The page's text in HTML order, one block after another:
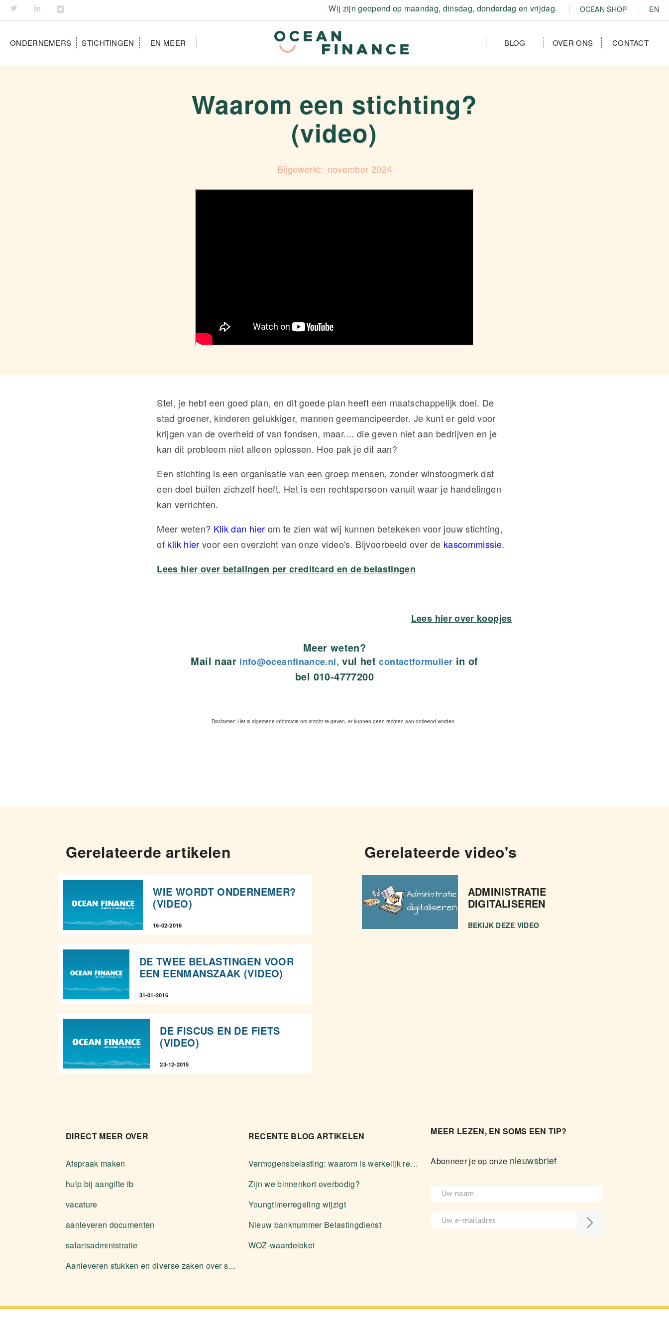
OCEAN SHOP EN
Wij zijn geopend op maandag, dinsdag, donderdag en vrijdag.
ONDERNEMERS STICHTINGEN EN MEER BLOG OVER ONS CONTACT
Waarom een stichting?
(video)
november 2024
Stel, je hebt een goed plan, en dit goede plan heeft een maatschappelijk doel. De
stad groener, kinderen gelukkiger, mannen geemancipeerder. Je kunt er geld voor
krijgen van de overheid of van fondsen, maar.... die geven niet aan bedrijven en je
kan dit probleem niet alleen oplossen. Hoe pak je dit aan?
Een stichting is een organisatie van een groep mensen, zonder winstoogmerk dat
een doel buiten zichzelf heeft. Het is een rechtspersoon vanuit waar je handelingen
kan verrichten.
Meer weten? Klik dan hier om te zien wat wij kunnen betekeken voor jouw stichting,
of klik hier voor een overzicht van onze video's. Bijvoorbeeld over de kascommissie.
Lees hier over betalingen per creditcard en de belastingen
Lees hier over koopjes
Meer weten?
Mail naar info@oceanfinance.nl, vul hetcontactformulier in of
bel 010-4777200
Disclaimer: Het is algemene informatie om inzicht te geven, er kunnen geen rechten aan ontleend worden.
Gerelateerde artikelen
WIE WORDT ONDERNEMER?
(VIDEO)
16-02-2016
DE TWEE BELASTINGEN VOOR
EEN EENMANSZAAK (VIDEO)
31-01-2016
DE FISCUS EN DE FIETS
(VIDEO)
23-12-2015
Gerelateerde video's
ADMINISTRATIE
DIGITALISEREN
BEKIJK DEZE VIDEO
DIRECT MEER OVER
Afspraak maken
hulp bij aangifte ib
vacature
aanleveren documenten
salarisadministratie
Aanleveren stukken en diverse zaken over software
RECENTE BLOG ARTIKELEN
Vermogensbelasting: waarom is werkelijk rendement zelden voordeliger?
Zijn we binnenkort overbodig?
Youngtimerregeling wijzigt
Nieuw banknummer Belastingdienst
WOZ-waardeloket
MEER LEZEN, EN SOMS EEN TIP?
Abonneer je op onze nieuwsbrief